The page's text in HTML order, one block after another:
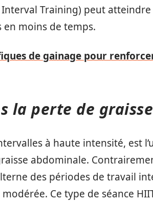
Training) peut
moins de temps.
de gainage pour
la perte de
à haute intensité, est
abdominale.
des périodes de travail
Ce type de séance